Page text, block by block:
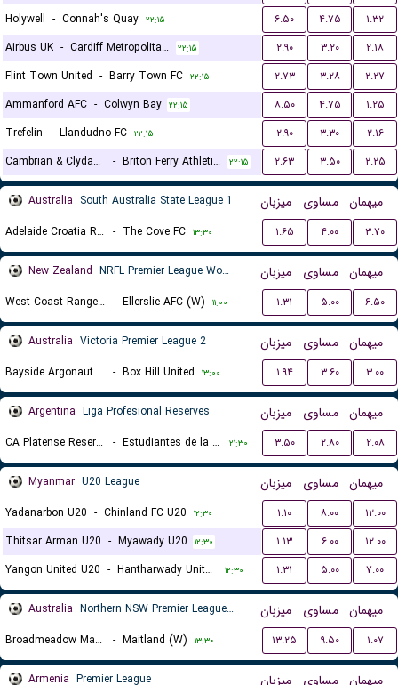
Holywell - Connah's Quay ۲۲:۱۵ ۶.۵۰ ۴.۷۵
۱.۳۲
Airbus UK - Cardiff Metropolitan University F.C. ۲۲:۱۵ ۲.۹۰ ۳.۲۰
۲.۱۸
Flint Town United - Barry Town FC ۲۲:۱۵ ۲.۷۳ ۳.۲۸
۲.۲۷
Ammanford AFC - Colwyn Bay ۲۲:۱۵ ۸.۵۰ ۴.۷۵
۱.۲۵
Trefelin - Llandudno FC ۲۲:۱۵ ۲.۹۰ ۳.۳۰
۲.۱۶
Cambrian & Clydach
- Briton Ferry Athletic FC ۲۲:۱۵ ۲.۶۳ ۳.۵۰ ۲.۲۵
Australia South Australia State League 1 میزبان مساوی میهمان
Adelaide Croatia Raiders - The Cove FC ۱۳:۳۰ ۱.۶۵ ۴.۰۰ ۳.۷۰
New Zealand NRFL Premier League Women میزبان مساوی میهمان
West Coast Rangers (W) - Ellerslie AFC (W) ۱۱:۰۰ ۱.۳۱ ۵.۰۰ ۶.۵۰
Australia Victoria Premier League 2 میزبان مساوی میهمان
Bayside Argonauts FC - Box Hill United ۱۳:۰۰ ۱.۹۴ ۳.۶۰ ۳.۰۰
Argentina Liga Profesional Reserves میزبان مساوی میهمان
CA Platense Reserves - Estudiantes de la Plata Reserves ۲۱:۳۰ ۳.۵۰ ۲.۸۰ ۲.۰۸
Myanmar U20 League میزبان مساوی میهمان
Yadanarbon U20 - Chinland FC U20 ۱۲:۳۰ ۱.۱۰ ۸.۰۰
۱۲.۰۰
Thitsar Arman U20 - Myawady U20 ۱۲:۳۰ ۱.۱۳ ۶.۰۰
۱۲.۰۰
Yangon United U20 - Hantharwady United U20 ۱۲:۳۰ ۱.۳۱ ۵.۰۰ ۷.۰۰
Australia Northern NSW Premier League Women میزبان مساوی میهمان
Broadmeadow Magic (W) - Maitland (W) ۱۳:۳۰ ۱۳.۲۵ ۹.۵۰ ۱.۰۷
Armenia Premier League میزبان مساوی میهمان